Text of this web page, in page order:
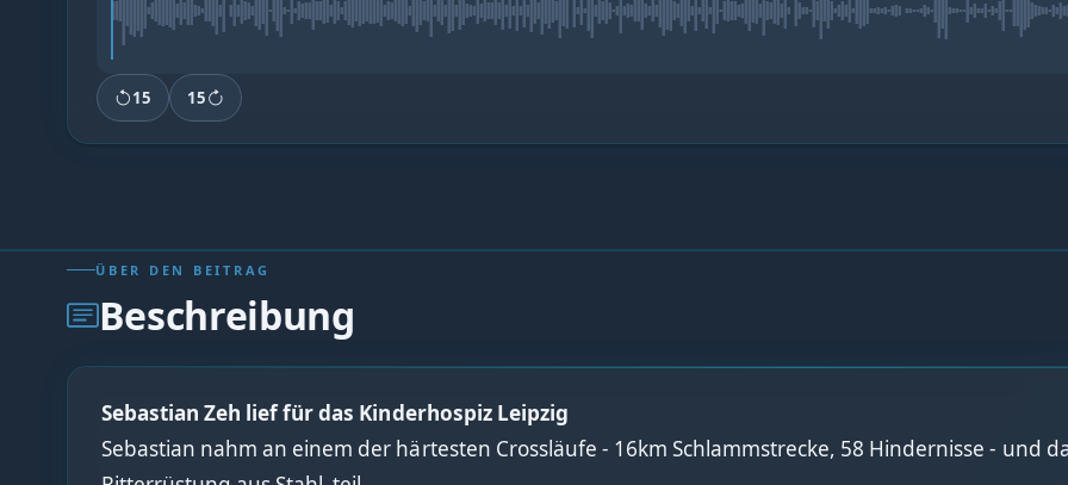
15 15
ÜBER DEN BEITRAG
Beschreibung
Sebastian Zeh lief für das Kinderhospiz Leipzig
Sebastian nahm an einem der härtesten Crossläufe - 16km Schlammstrecke, 58 Hindernisse - und